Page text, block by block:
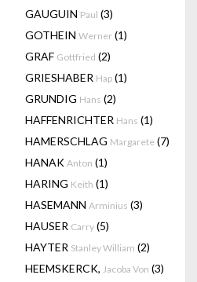
GAUGUIN Paul (3)
GOTHEIN Werner (1)
GRAF Gottfried (2)
GRIESHABER Hap (1)
GRUNDIG Hans (2)
HAFFENRICHTER Hans (1)
HAMERSCHLAG Margarete (7)
HANAK Anton (1)
HARING Keith (1)
HASEMANN Arminius (3)
HAUSER Carry (5)
HAYTER Stanley William (2)
HEEMSKERCK, Jacoba Von (3)